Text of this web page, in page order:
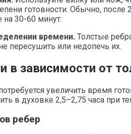
готовности. Обычно,
30-60 минут.
времени. Толстые
пересушить или недопечь их.
в зависимости от
увеличить время
в духовке 2,5–2,75 часа при
ребер